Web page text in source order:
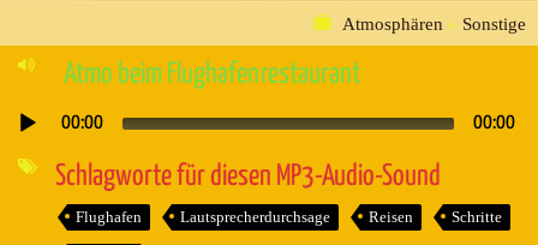
Atmosphären » Sonstige
Atmo beim Flughafenrestaurant
Audio-
00:00 00:00
Schlagworte für diesen MP3-Audio-Sound
Flughafen Lautsprecherdurchsage Reisen Schritte